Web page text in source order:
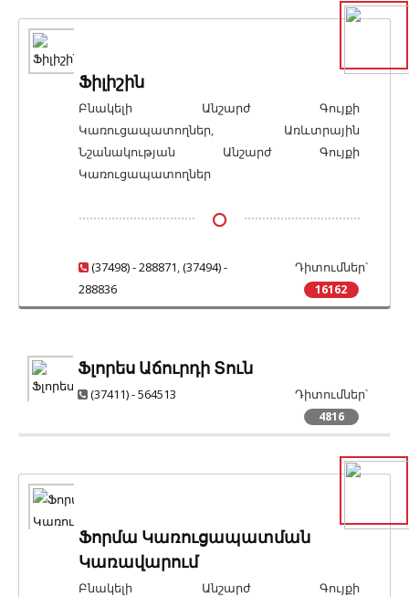
Ֆիլիշին
Բնակելի Անշարժ Գույքի
Կառուցապատողներ, Առևտրային
Նշանակության Անշարժ Գույքի
Կառուցապատողներ
Դիտումներ՝
16162
(37498) - 288871,(37494) -
288836
Ֆլորես Աճուրդի Տուն
Դիտումներ՝
4816
(37411) - 564513
Ֆորմա Կառուցապատման
Կառավարում
Բնակելի Անշարժ Գույքի